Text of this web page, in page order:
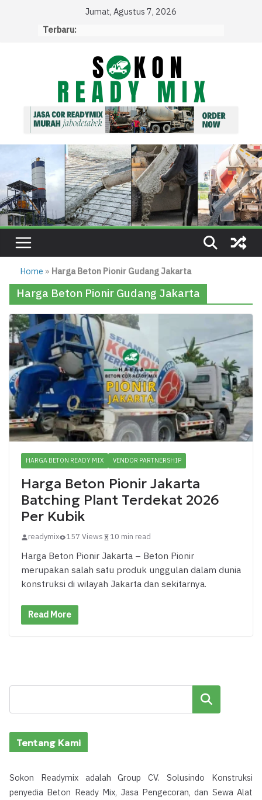
Jumat, Agustus 7, 2026
Terbaru:
Home » Harga Beton Pionir Gudang Jakarta
Harga Beton Pionir Gudang Jakarta
HARGA BETON READY MIX VENDOR PARTNERSHIP
Harga Beton Pionir Jakarta
Batching Plant Terdekat 2026
Per Kubik
readymix 157 Views 10 min read
Harga Beton Pionir Jakarta – Beton Pionir
merupakan salah satu produk unggulan dalam dunia
konstruksi di wilayah Jakarta dan sekitarnya.
Read More
Cari
Tentang Kami
Sokon Readymix adalah Group CV. Solusindo Konstruksi
penyedia Beton Ready Mix, Jasa Pengecoran, dan Sewa Alat